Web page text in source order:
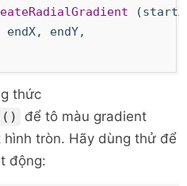
endY,
thức
để tô màu gradient
tròn. Hãy dùng thử để
động: